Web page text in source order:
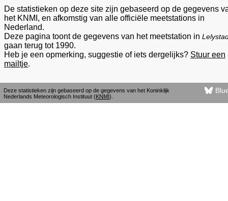
De statistieken op deze site zijn gebaseerd op de gegevens
het KNMI, en afkomstig van alle officiële meetstations in
Nederland.
Deze pagina toont de gegevens van het meetstation in
gaan terug tot 1990.
Heb je een opmerking, suggestie of iets dergelijks? Stuur een
mailtje.
Deze statistieken zijn gebaseerd op de gegevens van het Koninklijk
Nederlands Meteorologisch Instituut (KNMI).